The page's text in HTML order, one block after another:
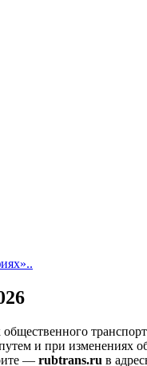
и при изменениях
— rubtrans.ru в